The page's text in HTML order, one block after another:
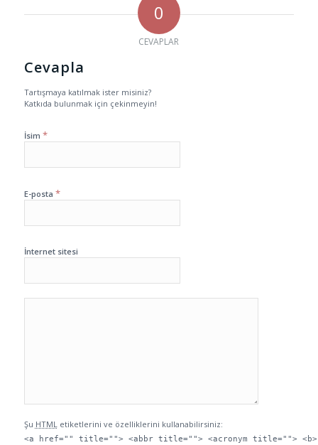
0
CEVAPLAR
Cevapla
Tartışmaya katılmak ister misiniz?
Katkıda bulunmak için çekinmeyin!
İsim *
E-posta *
İnternet sitesi
Şu HTMLetiketlerini ve özelliklerini kullanabilirsiniz:
<a href="" title=""> <abbr title=""> <acronym title=""> <b>